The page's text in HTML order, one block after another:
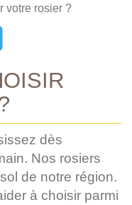
votre rosier ?
dès
Nos rosiers
de notre région.
à choisir parmi